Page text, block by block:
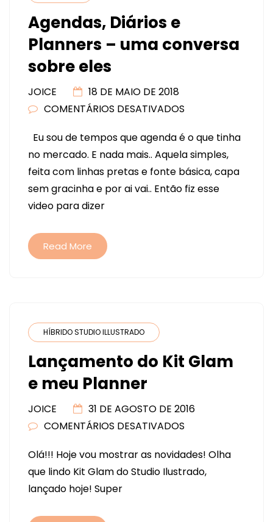
Agendas, Diários e
Planners – uma conversa
sobre eles
JOICE
18 DE MAIO DE 2018
COMENTÁRIOS DESATIVADOS
DIÁRIOS
E
PLANNERS
–
Eu sou de tempos que agenda é o que tinha
no mercado. E nada mais.. Aquela simples,
feita com linhas pretas e fonte básica, capa
sem gracinha e por ai vai.. Então fiz esse
video para dizer
Read More
HÍBRIDO STUDIO ILLUSTRADO
Lançamento do Kit Glam
e meu Planner
JOICE
31 DE AGOSTO DE 2016
COMENTÁRIOS DESATIVADOS
DO
KIT
Olá!!! Hoje vou mostrar as novidades! Olha
que lindo Kit Glam do Studio Ilustrado,
lançado hoje! Super